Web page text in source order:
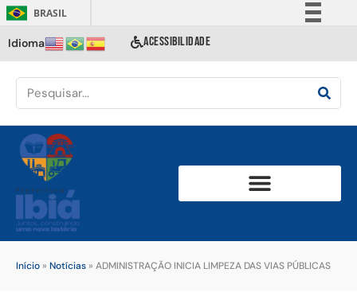
BRASIL
Comunica BR
Acesso à informação
Idioma ACESSIBILIDADE
Início » Notícias » ADMINISTRAÇÃO INICIA LIMPEZA DAS VIAS PÚBLICAS